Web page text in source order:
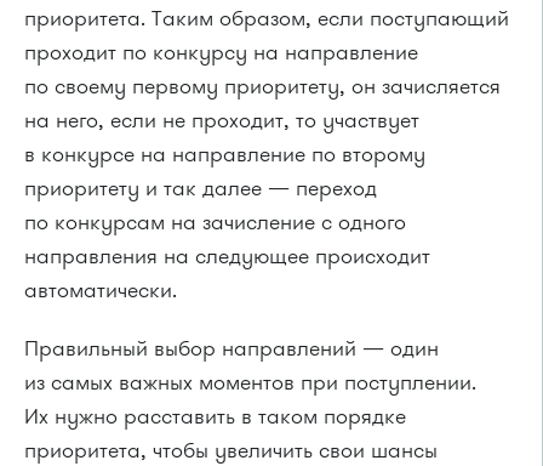
приоритета. Таким образом, если поступающий
проходит по конкурсу на направление
по своему первому приоритету, он зачисляется
на него, если не проходит, то участвует
в конкурсе на направление по второму
приоритету и так далее — переход
по конкурсам на зачисление с одного
направления на следующее происходит
автоматически.
Правильный выбор направлений — один
из самых важных моментов при поступлении.
Их нужно расставить в таком порядке
приоритета, чтобы увеличить свои шансы